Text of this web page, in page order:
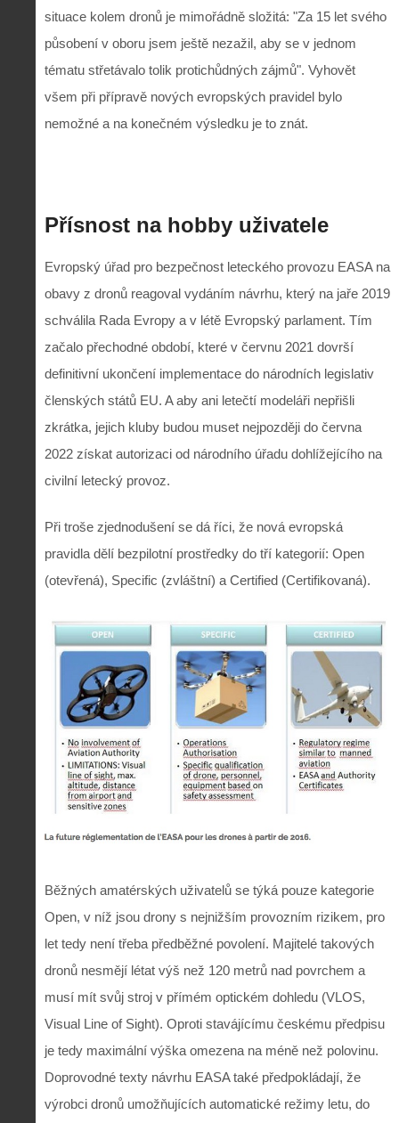
situace kolem dronů je mimořádně složitá: "Za 15 let svého
působení v oboru jsem ještě nezažil, aby se v jednom
tématu střetávalo tolik protichůdných zájmů". Vyhovět
všem při přípravě nových evropských pravidel bylo
nemožné a na konečném výsledku je to znát.
Přísnost na hobby uživatele
Evropský úřad pro bezpečnost leteckého provozu EASA na
obavy z dronů reagoval vydáním návrhu, který na jaře 2019
schválila Rada Evropy a v létě Evropský parlament. Tím
začalo přechodné období, které v červnu 2021 dovrší
definitivní ukončení implementace do národních legislativ
členských států EU. A aby ani letečtí modeláři nepřišli
zkrátka, jejich kluby budou muset nejpozději do června
2022 získat autorizaci od národního úřadu dohlížejícího na
civilní letecký provoz.
Při troše zjednodušení se dá říci, že nová evropská
pravidla dělí bezpilotní prostředky do tří kategorií: Open
(otevřená), Specific (zvláštní) a Certified (Certifikovaná).
Běžných amatérských uživatelů se týká pouze kategorie
Open, v níž jsou drony s nejnižším provozním rizikem, pro
let tedy není třeba předběžné povolení. Majitelé takových
dronů nesmějí létat výš než 120 metrů nad povrchem a
musí mít svůj stroj v přímém optickém dohledu (VLOS,
Visual Line of Sight). Oproti stavájícímu českému předpisu
je tedy maximální výška omezena na méně než polovinu.
Doprovodné texty návrhu EASA také předpokládají, že
výrobci dronů umožňujících automatické režimy letu, do